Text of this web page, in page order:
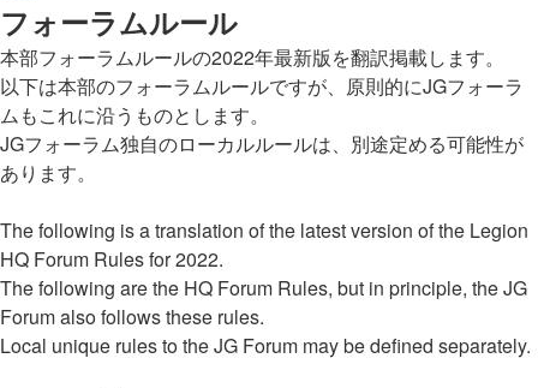
フォーラムルール
本部フォーラムルールの2022年最新版を翻訳掲載します。
以下は本部のフォーラムルールですが、原則的にJGフォーラ
ムもこれに沿うものとします。
JGフォーラム独自のローカルルールは、別途定める可能性が
あります。
The following is a translation of the latest version of the Legion
HQ Forum Rules for 2022.
The following are the HQ Forum Rules, but in principle, the JG
Forum also follows these rules.
Local unique rules to the JG Forum may be defined separately.